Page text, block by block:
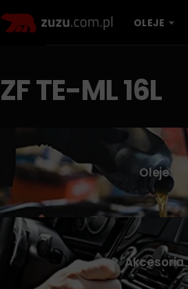
OLEJE
ZF TE-ML 16L
Oleje
Akcesoria